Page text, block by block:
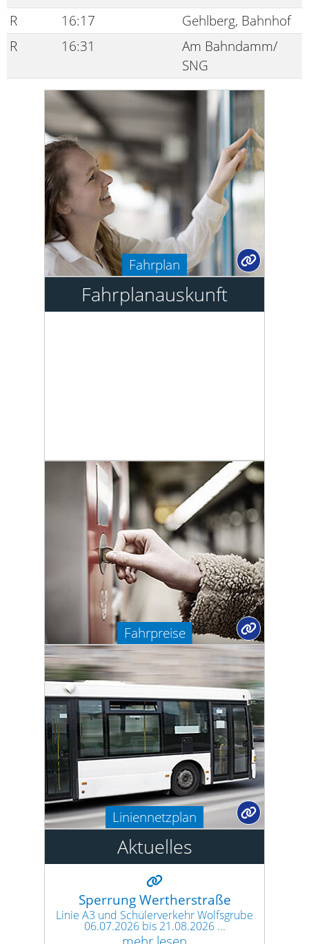
R
16:17
Gehlberg, Bahnhof
R
16:31
Am Bahndamm/
SNG
Fahrplan
Fahrplanauskunft
Fahrpreise
Liniennetzplan
Aktuelles
Sperrung Wertherstraße
Linie A3 und Schülerverkehr Wolfsgrube
06.07.2026 bis 21.08.2026 ...